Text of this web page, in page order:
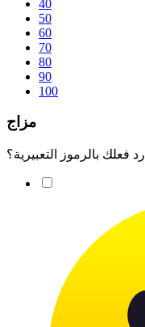
40
50
60
70
80
90
100
مزاج
رد فعلك بالرموز التعبيرية؟